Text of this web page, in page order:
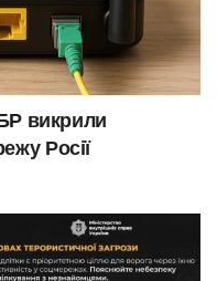
викрили
Росії